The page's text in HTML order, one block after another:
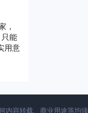
，
能
用意
容转载、商业用途等均须